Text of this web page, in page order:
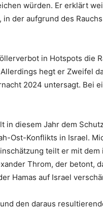
würden. Er erklärt
der aufgrund des
in Hotspots die
hegt er Zweifel
2024 untersagt. Bei
in diesem Jahr dem
Ost-Konflikts in Israel.
teilt er mit
Throm, der betont,
Hamas auf Israel
den daraus